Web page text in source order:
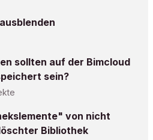
sollten auf der Bimcloud
sein?
von nicht
Bibliothek